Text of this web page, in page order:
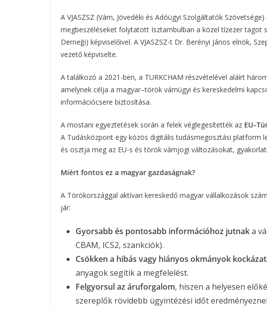
A VJASZSZ (Vám, Jövedéki és Adóügyi Szolgáltatók
megbeszéléseket folytatott Isztambulban a közel tízezer tagot
Derneği) képviselőivel. A VJASZSZ-t Dr. Berényi János elnök,
vezető képviselte.
A találkozó a 2021-ben, a TURKCHAM részvételével aláírt
amelynek célja a magyar–török vámügyi és kereskedelmi
információcsere biztosítása.
A mostani egyeztetések során a felek véglegesítették az
A Tudásközpont egy közös digitális tudásmegosztási platform
és osztja meg az EU-s és török vámjogi változásokat,
Miért fontos ez a magyar gazdaságnak?
A Törökországgal aktívan kereskedő magyar vállalkozások
jár:
Gyorsabb és pontosabb információhoz jutnaka
CBAM, ICS2, szankciók).
Csökken a hibás vagy hiányos okmányok
anyagok segítik a megfelelést.
Felgyorsul az áruforgalom, hiszen a helyesen
szereplők rövidebb ügyintézési időt